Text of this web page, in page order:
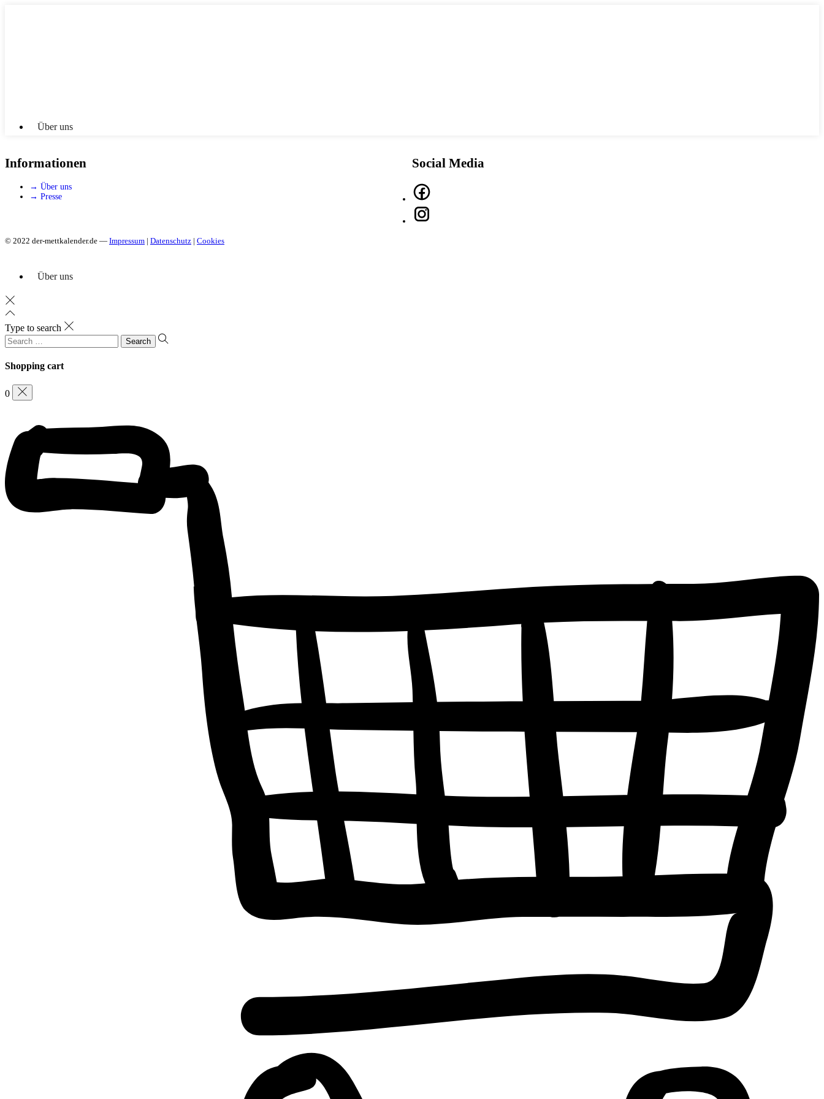
Über uns
Informationen
→ Über uns
→ Presse
Social Media
© 2022 der-mettkalender.de — Impressum | Datenschutz | Cookies
Über uns
Type to search
Search
for:
Shopping cart
0